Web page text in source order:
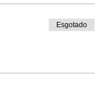
Esgotado